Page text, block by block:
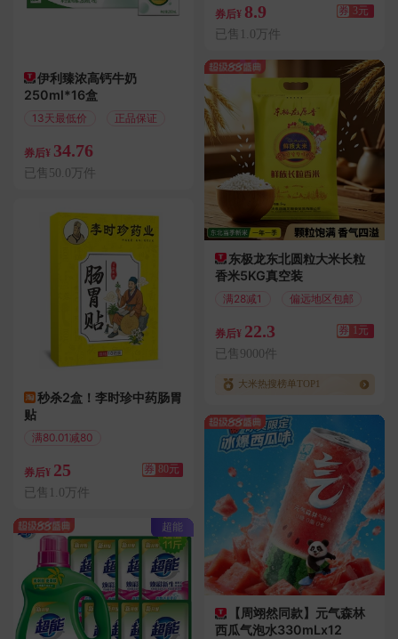
伊利臻浓高钙牛奶
250ml*16盒
13天最低价 正品保证
券后¥ 34.76
已售50.0万件
秒杀2盒！李时珍中药肠胃
贴
满80.01减80
券后¥ 25 券 80元
已售1.0万件
超能
券后¥ 8.9 券 3元
已售1.0万件
东极龙东北圆粒大米长粒
香米5KG真空装
满28减1 偏远地区包邮
券后¥ 22.3 券 1元
已售9000件
大米热搜榜单TOP1
【周翊然同款】元气森林
西瓜气泡水330mLx12